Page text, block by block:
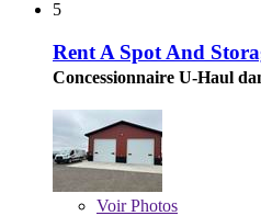
5
Rent A Spot And
Concessionnaire U-Haul
VoirPhotos